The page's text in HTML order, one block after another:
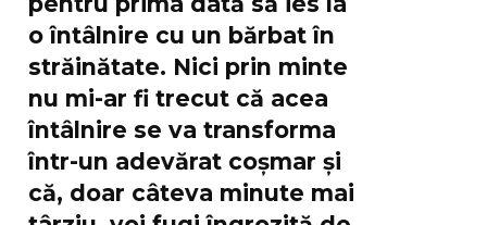
o întâlnire cu un bărbat în
străinătate. Nici prin minte
nu mi-ar fi trecut că acea
întâlnire se va transforma
într-un adevărat coșmar și
că, doar câteva minute mai